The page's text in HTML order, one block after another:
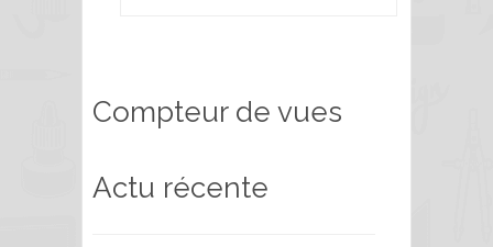
Compteur de vues
Actu récente